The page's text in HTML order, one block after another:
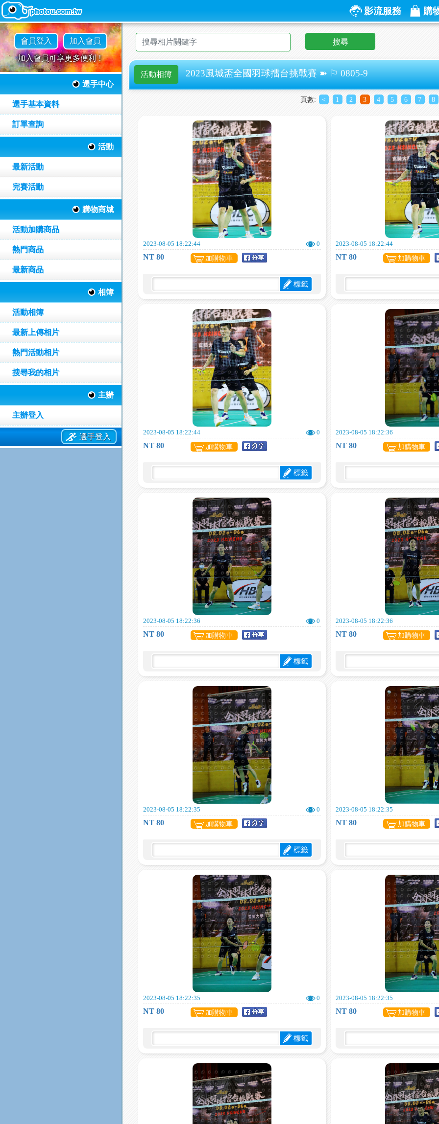
影流服務 購
會員登入 加入會員
加入會員可享更多便利！
選手中心
選手基本資料
訂單查詢
活動
最新活動
完賽活動
購物商城
活動加購商品
熱門商品
最新商品
相簿
活動相簿
最新上傳相片
熱門活動相片
搜尋我的相片
主辦
主辦登入
選手登入
搜尋
活動相簿 2023風城盃全國羽球擂台挑戰賽 ➽ ⚐ 0805-9
頁數: < 1 2 3 4 5 6 7 8
2023-08-05 18:22:44 0
NT 80 加購物車
標籤
2023-08-05 18:22:44
NT 80 加購物車
2023-08-05 18:22:44 0
NT 80 加購物車
標籤
2023-08-05 18:22:36
NT 80 加購物車
2023-08-05 18:22:36 0
NT 80 加購物車
標籤
2023-08-05 18:22:36
NT 80 加購物車
2023-08-05 18:22:35 0
NT 80 加購物車
標籤
2023-08-05 18:22:35
NT 80 加購物車
2023-08-05 18:22:35 0
NT 80 加購物車
標籤
2023-08-05 18:22:35
NT 80 加購物車